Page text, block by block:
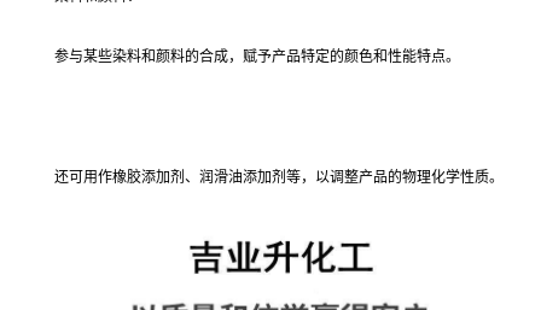
参与某些染料和颜料的合成，赋予产品特定的颜色和性能特点。
还可用作橡胶添加剂、润滑油添加剂等，以调整产品的物理化学性质。